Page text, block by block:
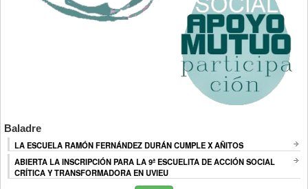
Baladre
LA ESCUELA RAMÓN FERNÁNDEZ DURÁN CUMPLE X AÑITOS
ABIERTA LA INSCRIPCIÓN PARA LA 9ª ESCUELITA DE ACCIÓN SOCIAL
CRÍTICA Y TRANSFORMADORA EN UVIEU